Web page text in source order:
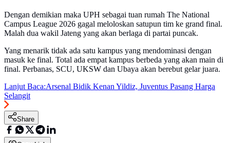
Dengan demikian maka UPH sebagai tuan rumah The National
Campus League 2026 gagal meloloskan satupun tim ke grand final.
Malah dua wakil Jateng yang akan berlaga di partai puncak.
Yang menarik tidak ada satu kampus yang mendominasi dengan
masuk ke final. Total ada empat kampus berbeda yang akan main di
final. Perbanas, SCU, UKSW dan Ubaya akan berebut gelar juara.
Lanjut Baca:Arsenal Bidik Kenan Yildiz, Juventus Pasang Harga
Selangit
Share